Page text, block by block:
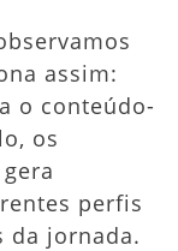
assim:
o conteúdo-
os
perfis
da jornada.